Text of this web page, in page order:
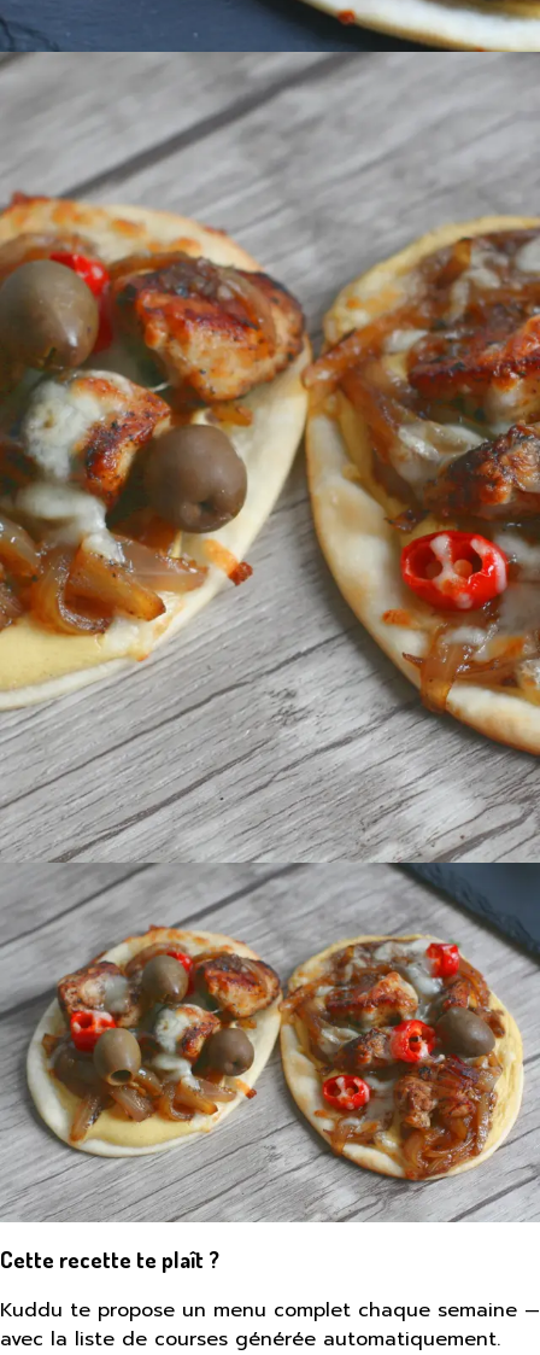
Cette recette te plaît ?
Kuddu te propose un menu complet chaque semaine —
avec la liste de courses générée automatiquement.